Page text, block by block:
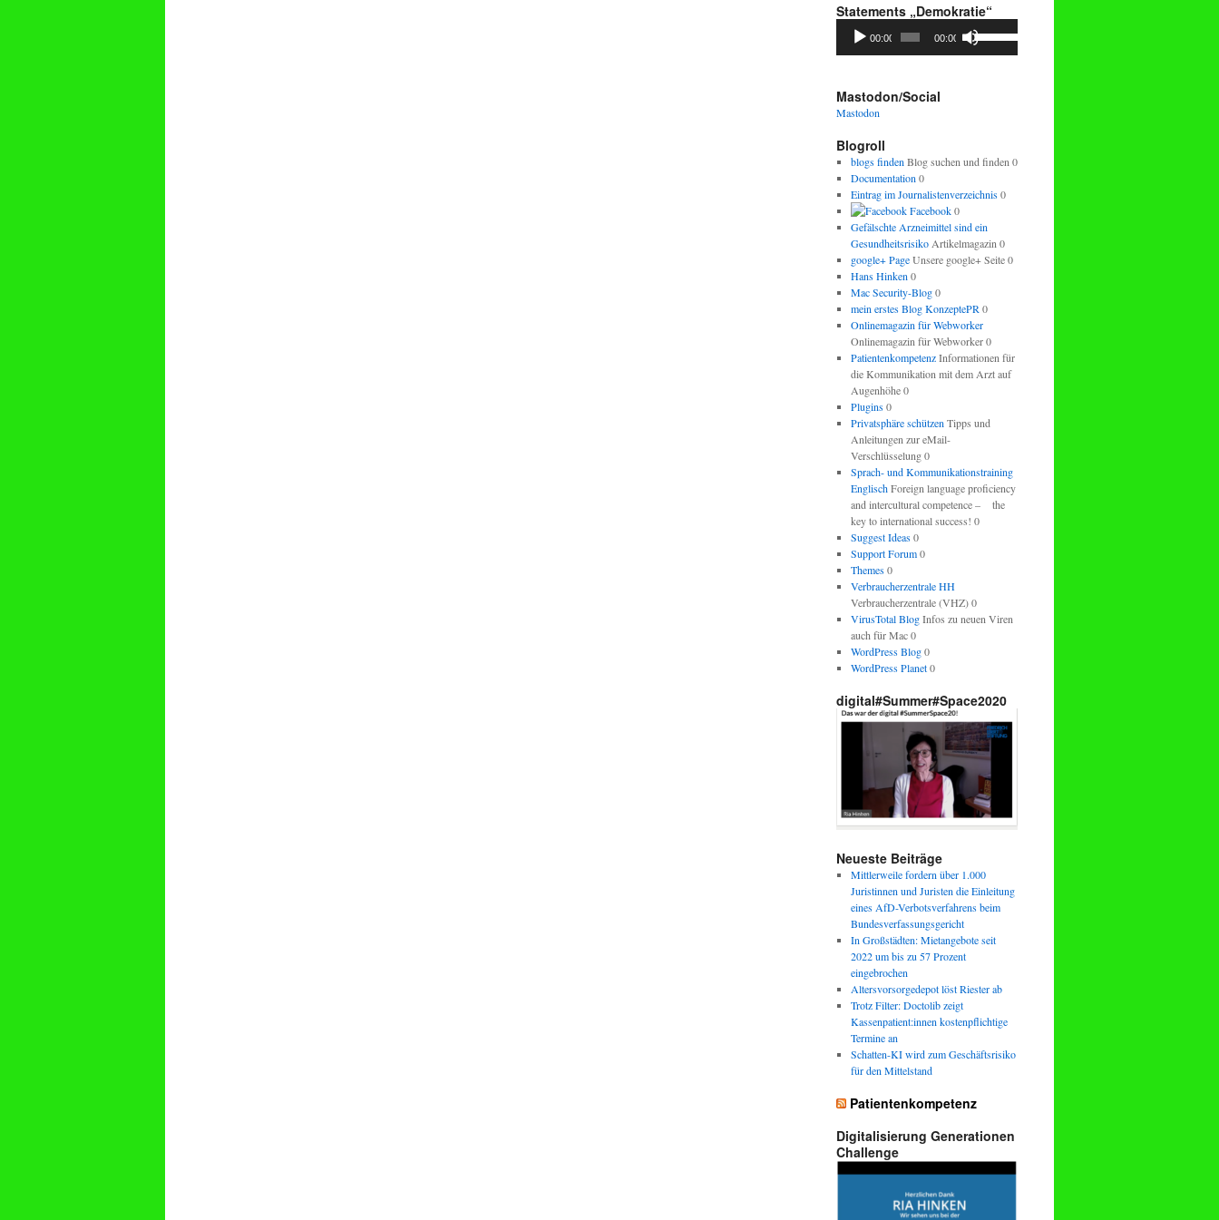
Statements „Demokratie“
Audio-
Player
00:00 00:00
Hoch/Runter
benutzen,
Mastodon/Social
Mastodon
Blogroll
blogs finden Blog suchen und finden 0
Documentation 0
Eintrag im Journalistenverzeichnis0
Facebook0
Gefälschte Arzneimittel sind ein
GesundheitsrisikoArtikelmagazin 0
google+ PageUnsere google+ Seite 0
Hans Hinken 0
Mac Security-Blog0
mein erstes Blog KonzeptePR 0
Onlinemagazin für Webworker
Onlinemagazin für Webworker 0
PatientenkompetenzInformationen für
die Kommunikation mit dem Arzt auf
Augenhöhe 0
Plugins0
Privatsphäre schützen Tipps und
Anleitungen zur eMail-
Verschlüsselung 0
Sprach- und Kommunikationstraining
EnglischForeign language proficiency
and intercultural competence – the
key to international success! 0
Suggest Ideas0
Support Forum0
Themes0
Verbraucherzentrale HH
Verbraucherzentrale (VHZ) 0
VirusTotal BlogInfos zu neuen Viren
auch für Mac 0
WordPress Blog0
WordPress Planet0
digital#Summer#Space2020
Neueste Beiträge
Mittlerweile fordern über 1.000
Juristinnen und Juristen die Einleitung
eines AfD-Verbotsverfahrens beim
Bundesverfassungsgericht
In Großstädten: Mietangebote seit
2022 um bis zu 57 Prozent
eingebrochen
Altersvorsorgedepot löst Riester ab
Trotz Filter: Doctolib zeigt
Kassenpatient:innen kostenpflichtige
Termine an
Schatten-KI wird zum Geschäftsrisiko
für den Mittelstand
Patientenkompetenz
Digitalisierung Generationen
Challenge